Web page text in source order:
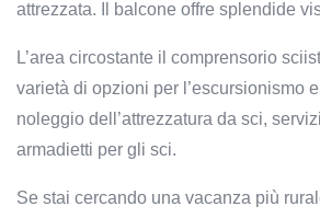
attrezzata. Il balcone offre splendide
L’area circostante il comprensorio
varietà di opzioni per l’escursionismo
noleggio dell’attrezzatura da sci,
armadietti per gli sci.
Se stai cercando una vacanza più